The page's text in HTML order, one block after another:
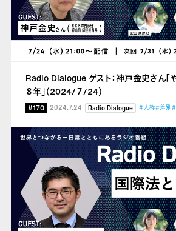
Radio Dialogue ゲスト：神戸金史さん「
８年」（2024/７/24）
#170 2024.7.24 Radio Dialogue #人権#差別